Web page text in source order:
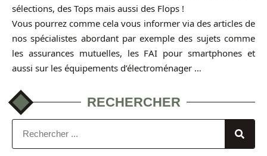
sélections, des Tops mais aussi des Flops !
Vous pourrez comme cela vous informer via des articles de
nos spécialistes abordant par exemple des sujets comme
les assurances mutuelles, les FAI pour smartphones et
aussi sur les équipements d’électroménager …
RECHERCHER